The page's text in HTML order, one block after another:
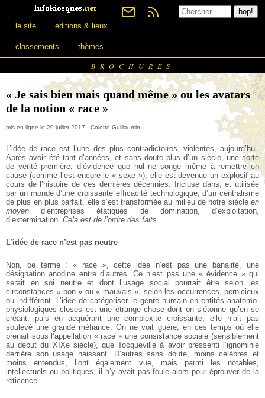
le site éditions & lieux
classements thèmes
BROCHURES
« Je sais bien mais quand même » ou les avatars
de la notion « race »
mis en ligne le 20 juillet 2017 - Colette Guillaumin
L’idée de race est l’une des plus contradictoires, violentes, aujourd’hui.
Après avoir été tant d’années, et sans doute plus d’un siècle, une sorte
de vérité première, d’évidence que nul ne songe même à remettre en
cause (comme l’est encore le « sexe »), elle est devenue un explosif au
cours de l’histoire de ces dernières décennies. Incluse dans, et utilisée
par un monde d’une croissante efficacité technologique, d’un centralisme
de plus en plus parfait, elle s’est transformée au milieu de notre siècle en
moyen d’entreprises étatiques de domination, d’exploitation,
d’extermination. Cela est de l’ordre des faits.
L’idée de race n’est pas neutre
Non, ce terme : « race », cette idée n’est pas une banalité, une
désignation anodine entre d’autres. Ce n’est pas une « évidence » qui
serait en soi neutre et dont l’usage social pourrait être selon les
circonstances « bon » ou « mauvais », selon les occurrences, pernicieux
ou indifférent. L’idée de catégoriser le genre humain en entités anatomo-
physiologiques closes est une étrange chose dont on s’étonne qu’en se
créant, puis en acquérant une complexité croissante, elle n’ait pas
soulevé une grande méfiance. On ne voit guère, en ces temps où elle
prenait sous l’appellation « race » une consistance sociale (sensiblement
au début du XIXe siècle), que Tocqueville à avoir pressenti l’ignominie
derrière son usage naissant. D’autres sans doute, moins célèbres et
moins entendus, l’ont également vue, mais parmi les notables,
intellectuels ou politiques, il n’y avait pas foule alors pour éprouver de la
réticence.